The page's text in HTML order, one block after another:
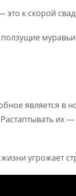
к скорой
является в
их
угрожает